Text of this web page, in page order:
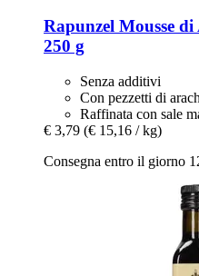
Rapunzel Mousse
250 g
Senza additivi
Con pezzetti di
Raffinata con sale
€ 3,79 (€ 15,16 / kg)
Consegna entro il giorno